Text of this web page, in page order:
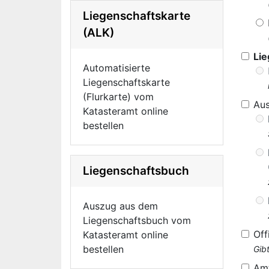
Liegenschaftskarte
(ALK)
Automatisierte
Liegenschaftskarte
(Flurkarte) vom
Katasteramt online
bestellen
Liegenschaftsbuch
Auszug aus dem
Liegenschaftsbuch vom
Katasteramt online
bestellen